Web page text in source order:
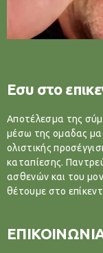
Εσυ στο
Αποτέλεσμα της
μέσω της ομαδας
ολιστικής
καταπίεσης.
ασθενών και του
θέτουμε στο